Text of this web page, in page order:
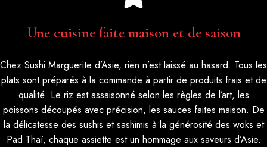
Une cuisine faite maison et de saison​
Chez Sushi Marguerite d’Asie, rien n’est laissé au hasard. Tous les
plats sont préparés à la commande à partir de produits frais et de
qualité. Le riz est assaisonné selon les règles de l’art, les
poissons découpés avec précision, les sauces faites maison. De
la délicatesse des sushis et sashimis à la générosité des woks et
Pad Thaï, chaque assiette est un hommage aux saveurs d’Asie.